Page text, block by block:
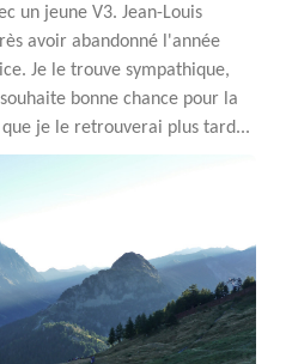
un jeune V3. Jean-Louis
avoir abandonné l'année
Je le trouve sympathique,
bonne chance pour la
que je le retrouverai plus tard...